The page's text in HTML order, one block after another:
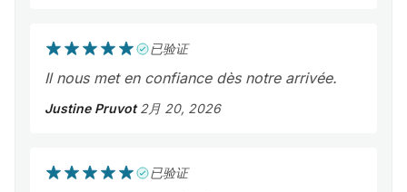
已验证
Il nous met en confiance dès notre arrivée.
Justine Pruvot2月 20, 2026
已验证